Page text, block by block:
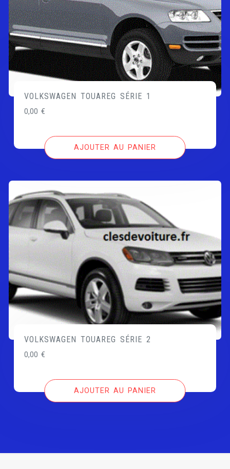
VOLKSWAGEN TOUAREG SÉRIE 1
0,00€
AJOUTER AU PANIER
VOLKSWAGEN TOUAREG SÉRIE 2
0,00€
AJOUTER AU PANIER